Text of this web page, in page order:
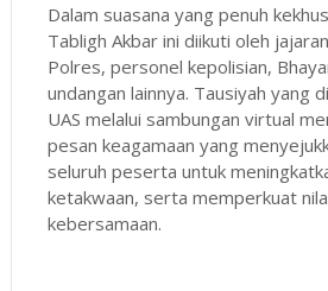
Dalam suasana yang penuh
Tabligh Akbar ini diikuti oleh
Polres, personel kepolisian,
undangan lainnya. Tausiyah yang
UAS melalui sambungan virtual
pesan keagamaan yang
seluruh peserta untuk
ketakwaan, serta memperkuat
kebersamaan.